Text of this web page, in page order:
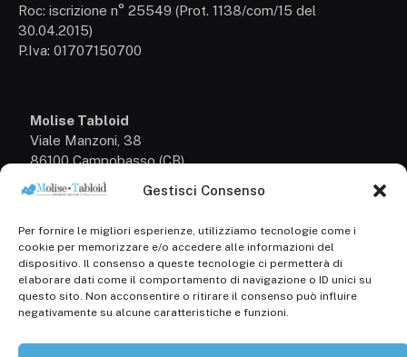
Gestisci Consenso
Per fornire le migliori esperienze, utilizziamo tecnologie come i
cookie per memorizzare e/o accedere alle informazioni del
dispositivo. Il consenso a queste tecnologie ci permetterà di
elaborare dati come il comportamento di navigazione o ID unici su
questo sito. Non acconsentire o ritirare il consenso può influire
negativamente su alcune caratteristiche e funzioni.
Roc: iscrizione n° 25549 (Prot. 1138/com/15 del
30.04.2015)
P.Iva: 01707150700
Molise Tabloid
Viale Manzoni, 38
86100 Campobasso (CB)
+39 3333169466
Scrivici a:
info@molisetabloid.it
commerciale@molisetabloid.it
Disclaimer